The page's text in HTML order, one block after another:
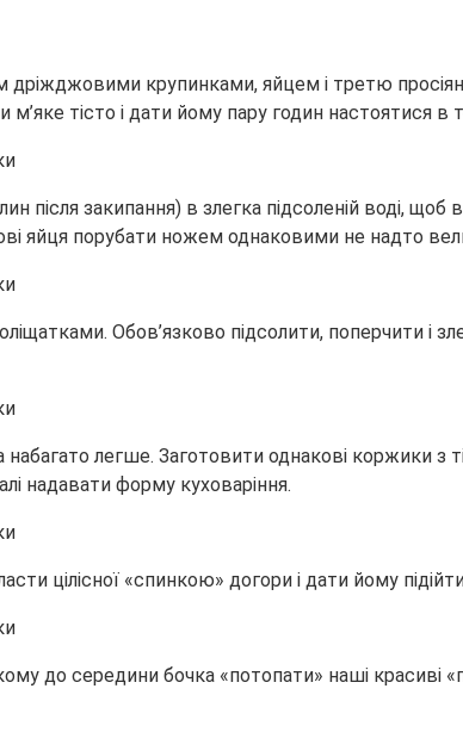
дріжджовими крупинками, яйцем і третю
тісто і дати йому пару годин настоятися в
закипання) в злегка підсоленій воді, щоб
яйця порубати ножем однаковими не надто
Обов’язково підсолити, поперчити і
легше. Заготовити однакові коржики з
надавати форму куховаріння.
цілісної «спинкою» догори і дати йому
до середини бочка «потопати» наші красиві